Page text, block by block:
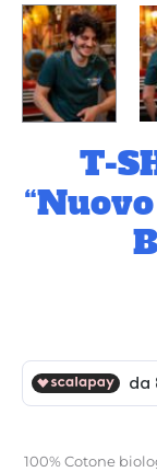
T-
100% Cotone